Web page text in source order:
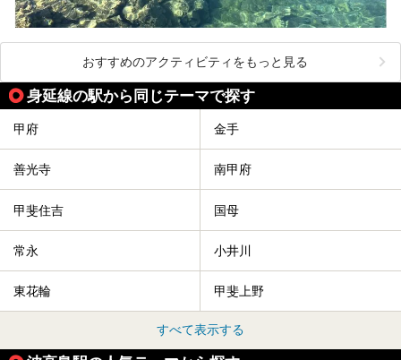
おすすめのアクティビティをもっと見る
身延線の駅から同じテーマで探す
甲府 金手
善光寺 南甲府
甲斐住吉 国母
常永 小井川
東花輪 甲斐上野
すべて表示する